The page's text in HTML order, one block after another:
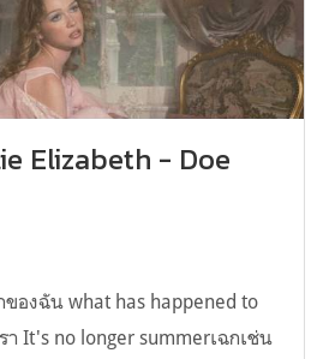
Elizabeth - Doe
องฉัน what has happened to
า It's no longer summerเฉกเช่น